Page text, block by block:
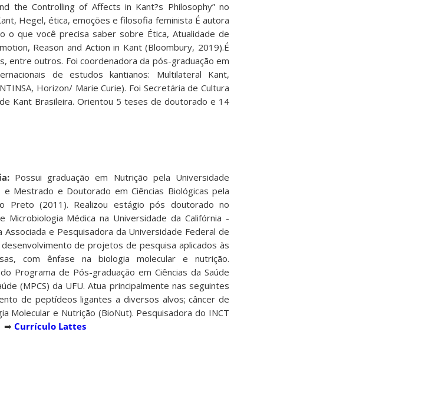
the Controlling of Affects in Kant?s Philosophy” no
Hegel, ética, emoções e filosofia feminista É autora
que você precisa saber sobre Ética, Atualidade de
Reason and Action in Kant (Bloombury, 2019).É
entre outros. Foi coordenadora da pós-graduação em
de estudos kantianos: Multilateral Kant,
Horizon/ Marie Curie). Foi Secretária de Cultura
Kant Brasileira. Orientou 5 teses de doutorado e 14
Possui graduação em Nutrição pela Universidade
Mestrado e Doutorado em Ciências Biológicas pela
Preto (2011). Realizou estágio pós doutorado no
Microbiologia Médica na Universidade da Califórnia -
e Pesquisadora da Universidade Federal de
de projetos de pesquisa aplicados às
com ênfase na biologia molecular e nutrição.
Programa de Pós-graduação em Ciências da Saúde
(MPCS) da UFU. Atua principalmente nas seguintes
de peptídeos ligantes a diversos alvos; câncer de
Molecular e Nutrição (BioNut). Pesquisadora do INCT
➡ Currículo Lattes